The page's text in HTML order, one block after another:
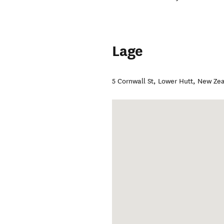
Lage
5 Cornwall St, Lower Hutt, New